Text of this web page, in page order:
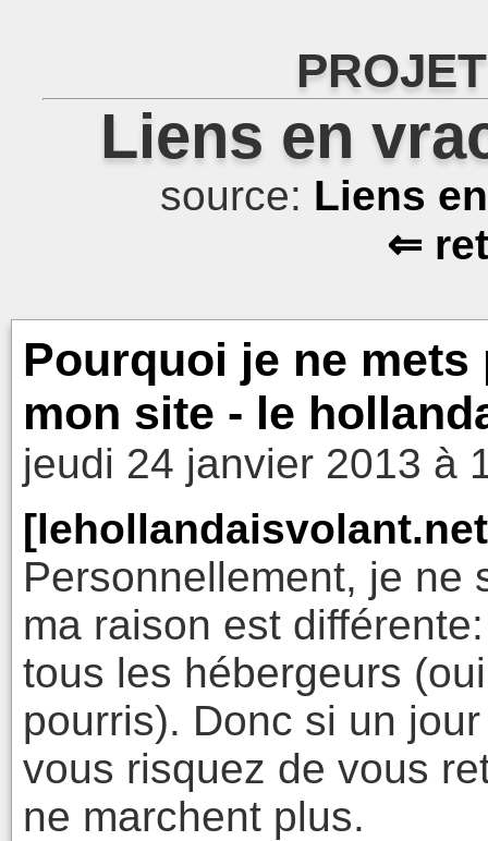
Liens en
source: Liens
⇐
Pourquoi je ne mets
mon site - le
jeudi 24 janvier 2013 à
Personnellement, je ne
ma raison est
tous les hébergeurs
pourris). Donc si un
vous risquez de vous
ne marchent plus.